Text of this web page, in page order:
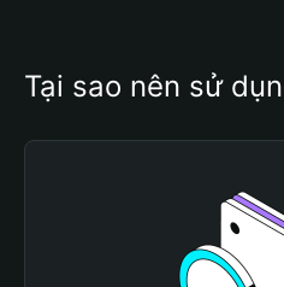
Tại sao nên sử